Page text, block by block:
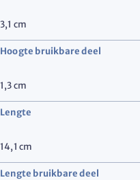
3,1 cm
Hoogte bruikbare deel
1,3cm
Lengte
14,1 cm
Lengte bruikbare deel